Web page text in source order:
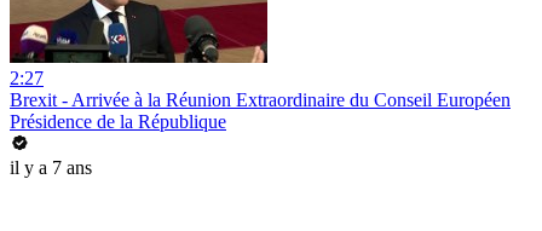
2:27
Brexit - Arrivée à la Réunion Extraordinaire du Conseil Européen
Présidence de la République
il y a 7 ans